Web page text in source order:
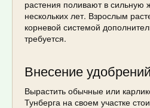
растения поливают в сильную
нескольких лет. Взрослым
корневой системой
требуется.
Внесение
Вырастить обычные или
Тунберга на своем участке